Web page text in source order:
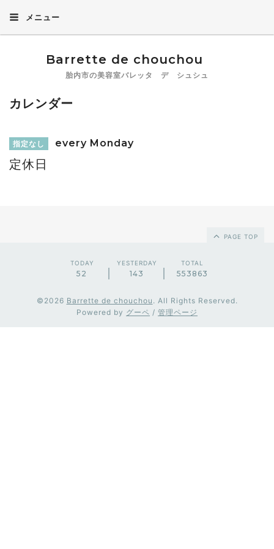
メニュー
Barrette de chouchou
胎内市の美容室バレッタ デ シュシュ
カレンダー
指定なし every Monday
定休日
PAGE TOP
TODAY
52
YESTERDAY
143
TOTAL
553863
©2026 Barrette de chouchou . All Rights Reserved.
Powered by グーペ / 管理ページ